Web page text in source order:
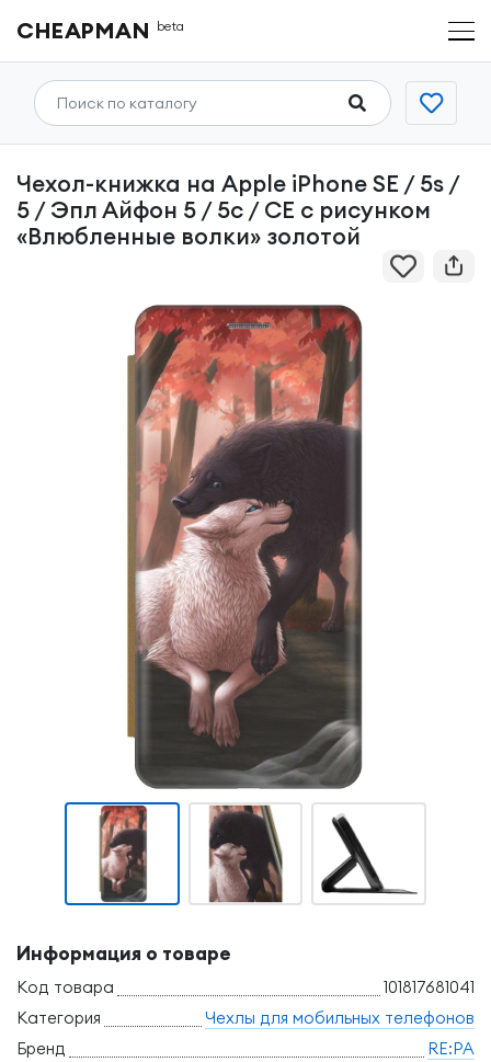
CHEAPMAN beta
Чехол-книжка на Apple iPhone SE / 5s /
5 / Эпл Айфон 5 / 5с / СЕ с рисунком
«Влюбленные волки» золотой
Информация о товаре
Код товара
101817681041
Категория
Чехлы для мобильных телефонов
Бренд
RE:PA